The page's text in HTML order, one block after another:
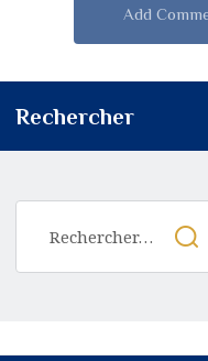
Rechercher